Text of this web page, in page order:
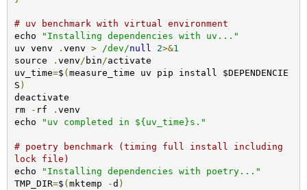
# uv benchmark with virtual environment
echo
"Installing dependencies with uv..."
uv venv
. venv > /dev/null 2>&1
source
. venv/ bin/activate
uv_time=$ ( measure_time uv pip install $DEPENDENCIE
S )
deactivate
rm
- rf . venv
echo
"uv completed in ${uv_time}s."
# poetry benchmark (timing full install including
lock file)
echo
"Installing dependencies with poetry..."
TMP_DIR=$ ( mktemp -d )